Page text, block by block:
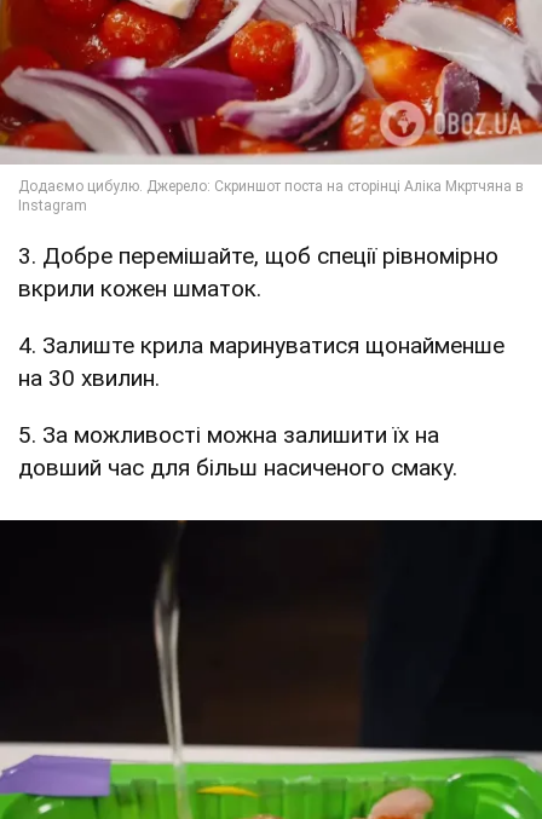
3. Добре перемішайте, щоб спеції рівномірно
вкрили кожен шматок.
4. Залиште крила маринуватися щонайменше
на 30 хвилин.
5. За можливості можна залишити їх на
довший час для більш насиченого смаку.